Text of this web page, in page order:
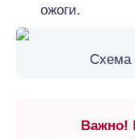
ожоги.
Схема
Важно!